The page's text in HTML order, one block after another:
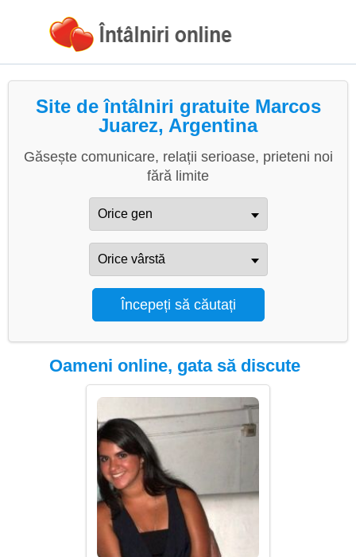
Site de întâlniri gratuite Marcos
Juarez, Argentina
Găsește comunicare, relații serioase, prieteni noi
fără limite
Oameni online, gata să discute